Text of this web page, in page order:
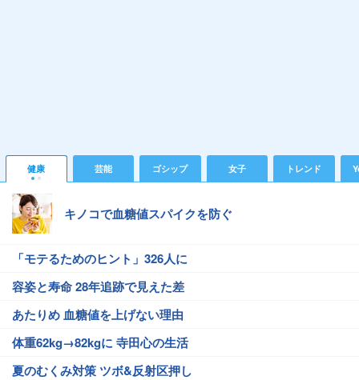
健康 芸能 ゴシップ 女子 トレンド
キノコで血糖値スパイクを防ぐ
「モテるためのヒント」326人に
容姿と寿命 28年追跡で見えた差
あたりめ 血糖値を上げない理由
体重62kg→82kgに 寺田心の生活
夏のむくみ対策 ツボ&反射区押し